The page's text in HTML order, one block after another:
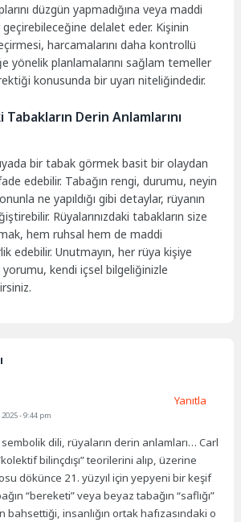
düzgün yapmadığına veya maddi
delalet eder. Kişinin
harcamalarını daha kontrollü
yönelik planlamalarını sağlam temeller
konusunda bir uyarı niteliğindedir.
Tabakların Derin Anlamlarını
bir tabak görmek basit bir olaydan
edebilir. Tabağın rengi, durumu, neyin
ne yapıldığı gibi detaylar, rüyanın
Rüyalarınızdaki tabakların size
hem ruhsal hem de maddi
edebilir. Unutmayın, her rüya kişiye
kendi içsel bilgeliğinizle
- 9:44 pm
sembolik dili, rüyaların derin anlamları… Carl
bilinçdışı” teorilerini alıp, üzerine
dökünce 21. yüzyıl için yepyeni bir keşif
“bereketi” veya beyaz tabağın “saflığı”
bahsettiği, insanlığın ortak hafızasındaki o
Yanıtla